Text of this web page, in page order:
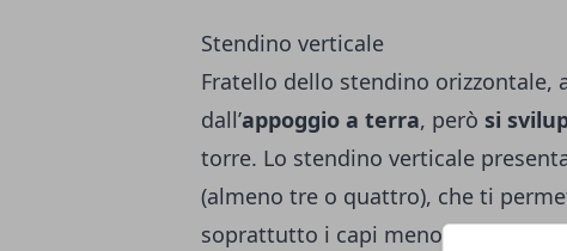
Stendino verticale
Fratello dello stendino orizzontale,
dall’appoggio a terra, però si
torre. Lo stendino verticale
(almeno tre o quattro), che ti
soprattutto i capi meno